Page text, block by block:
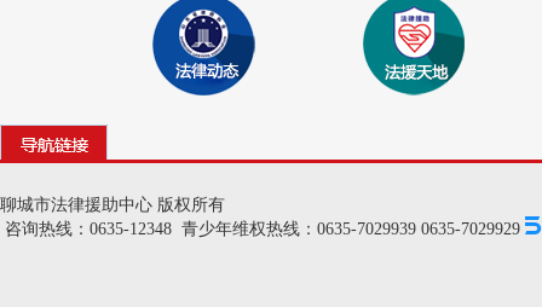
聊城市法律援助中心 版权所有
咨询热线：0635-12348 青少年维权热线：0635-7029939 0635-7029929